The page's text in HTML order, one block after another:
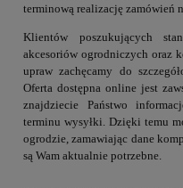
terminową realizację zamówień
Klientów poszukujących
akcesoriów ogrodniczych oraz
upraw zachęcamy do
Oferta dostępna online jest
znajdziecie Państwo
terminu wysyłki. Dzięki temu
ogrodzie, zamawiając dane
są Wam aktualnie potrzebne.